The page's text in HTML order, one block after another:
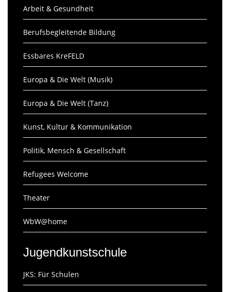
Arbeit & Gesundheit
Berufsbegleitende Bildung
Essbares KreFELD
Europa & Die Welt (Musik)
Europa & Die Welt (Tanz)
Kunst, Kultur & Kommunikation
Politik, Mensch & Gesellschaft
Refugees Welcome
Theater
WbW@home
Jugendkunstschule
JKS: Für Schulen